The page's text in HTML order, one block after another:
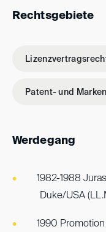
Rechtsgebiete
Patent- und
Werdegang
1982-1988
Duke/USA
1990